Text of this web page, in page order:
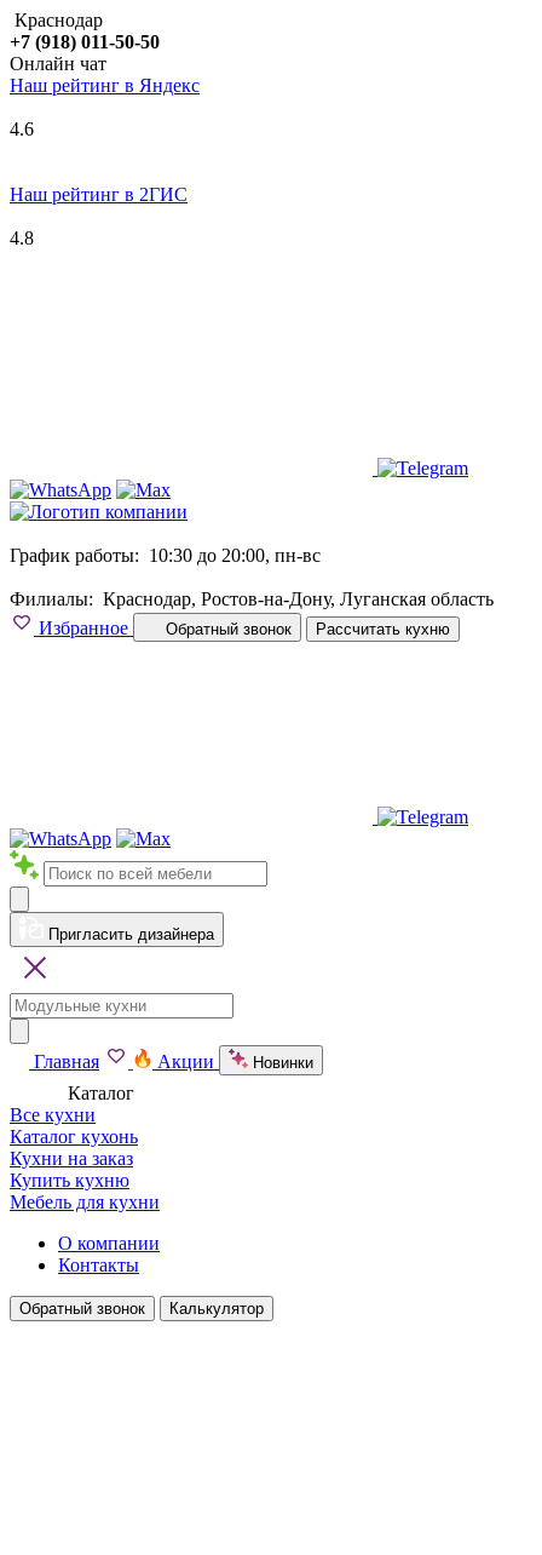
Краснодар
+7 (918) 011-50-50
Онлайн чат
Наш рейтинг в Яндекс
4.6
Наш рейтинг в 2ГИС
4.8
График работы: 10:30 до 20:00, пн-вс
Филиалы: Краснодар, Ростов-на-Дону, Луганская область
Избранное
Обратный звонок Рассчитать кухню
Пригласить дизайнера
Главная Акции Новинки
Каталог
Все кухни
Каталог кухонь
Кухни на заказ
Купить кухню
Мебель для кухни
О компании
Контакты
Обратный звонок Калькулятор